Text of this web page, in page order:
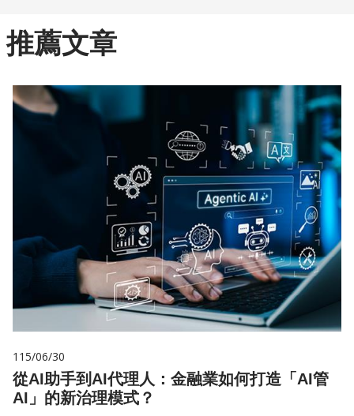
推薦文章
115/06/30
從AI助手到AI代理人：金融業如何打造「AI管
AI」的新治理模式？